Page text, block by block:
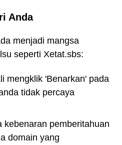
Anda
menjadi mangsa
seperti Xetat.sbs:
mengklik 'Benarkan' pada
tidak percaya
kebenaran pemberitahuan
domain yang